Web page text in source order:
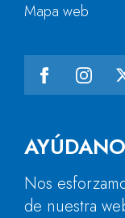
Nos
de nuestra
Mapa web